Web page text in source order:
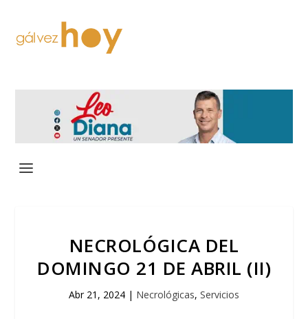
NECROLÓGICA DEL
DOMINGO 21 DE ABRIL (II)
Abr 21, 2024 | Necrológicas, Servicios